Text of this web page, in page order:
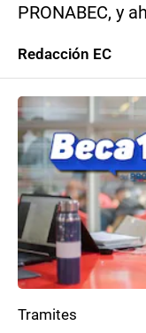
PRONABEC, y
Redacción EC
Tramites